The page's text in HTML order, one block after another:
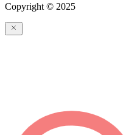
Copyright © 2025